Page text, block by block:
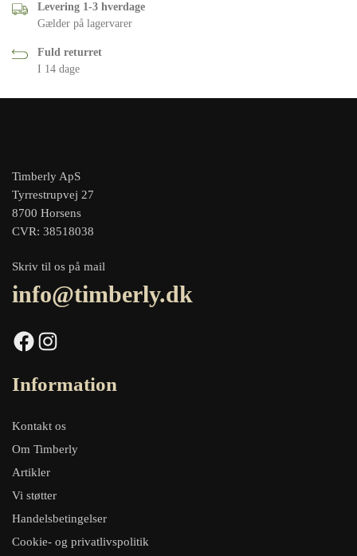
Levering 1-3 hverdage
Gælder på lagervarer
Fuld returret
I 14 dage
Timberly ApS
Tyrrestrupvej 27
8700 Horsens
CVR: 38518038
Skriv til os på mail
info@timberly.dk
Facebook Instagram
Information
Kontakt os
Om Timberly
Artikler
Vi støtter
Handelsbetingelser
Cookie- og privatlivspolitik